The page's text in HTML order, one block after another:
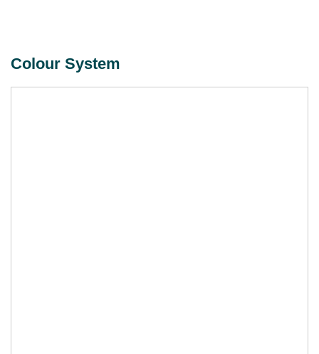
Colour System